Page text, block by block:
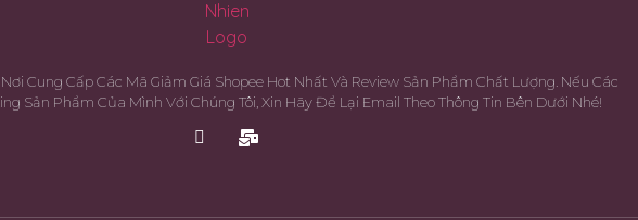
Cung Cấp Các Mã Giảm Giá Shopee Hot Nhất Và Review Sản Phẩm Chất Lượng. Nếu Các
Sản Phẩm Của Mình Với Chúng Tôi, Xin Hãy Để Lại Email Theo Thông Tin Bên Dưới Nhé!